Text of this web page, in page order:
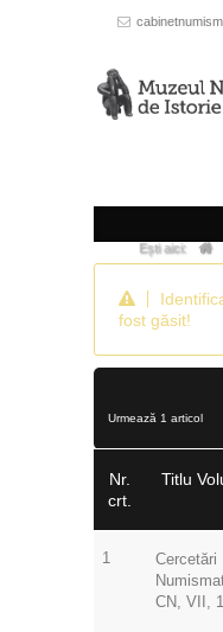
Ești aici:
fost găsit!
Urmează 1 articol
Nr.
crt.
Titlu
1
Cercetări
CN, VII,